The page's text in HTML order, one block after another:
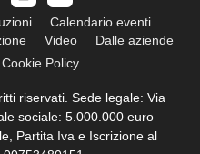
Calendario eventi
Video
Dalle aziende
Cookie Policy
riservati. Sede legale: Via
sociale: 5.000.000 euro
Partita Iva e Iscrizione al